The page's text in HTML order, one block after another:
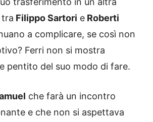
Filippo Sartori e Roberti
a complicare, se così non
Ferri non si mostra
pentito del suo modo di fare.
che farà un incontro
e che non si aspettava